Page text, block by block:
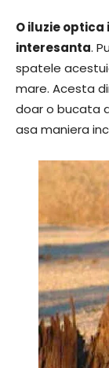
O iluzie
interesanta.
spatele
mare. Acesta
doar o bucata
asa maniera